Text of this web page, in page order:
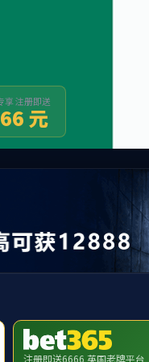
中国)有限公司